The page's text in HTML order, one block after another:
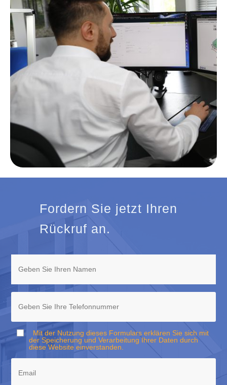
Fordern Sie jetzt Ihren
Rückruf an.
Mit der Nutzung dieses Formulars erklären Sie sich mit
der Speicherung und Verarbeitung Ihrer Daten durch
diese Website einverstanden.